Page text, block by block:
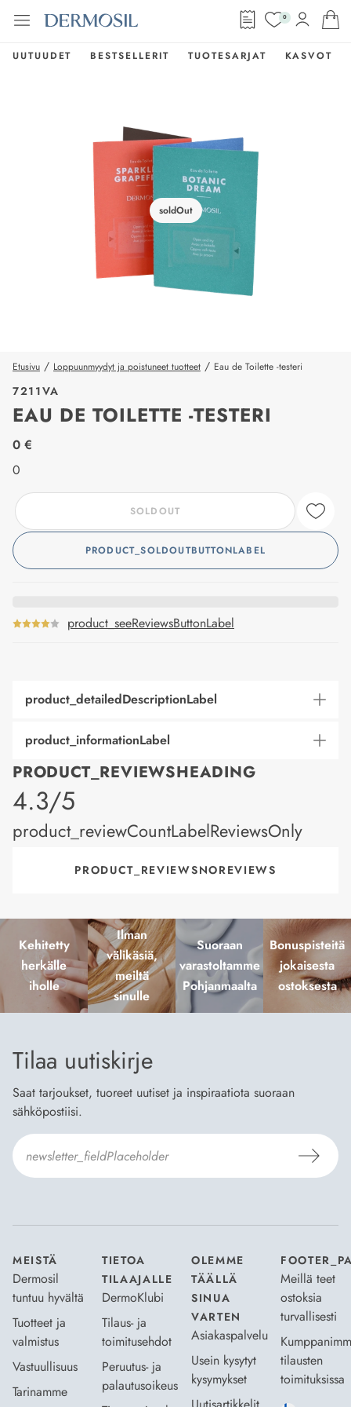
0
UUTUUDET BESTSELLERIT TUOTESARJAT KASVOT
soldOut
Etusivu / Loppuunmyydyt ja poistuneet tuotteet / Eau de Toilette -testeri
7211VA
EAU DE TOILETTE -TESTERI
price_label
0 €
0
SOLDOUT
PRODUCT_SOLDOUTBUTTONLABEL
product_seeReviewsButtonLabel
product_detailedDescriptionLabel
product_informationLabel
PRODUCT_REVIEWSHEADING
product_rating
4.3/5
product_reviewCountLabelReviewsOnly
PRODUCT_REVIEWSNOREVIEWS
Kehitetty
herkälle
iholle
Ilman
välikäsiä,
meiltä
sinulle
Suoraan
varastoltamme
Pohjanmaalta
Bonuspisteitä
jokaisesta
ostoksesta
Tilaa uutiskirje
Saat tarjoukset, tuoreet uutiset ja inspiraatiota suoraan
sähköpostiisi.
MEISTÄ
Dermosil
tuntuu hyvältä
Tuotteet ja
valmistus
Vastuullisuus
Tarinamme
TIETOA
TILAAJALLE
DermoKlubi
Tilaus- ja
toimitusehdot
Peruutus- ja
palautusoikeus
OLEMME
TÄÄLLÄ
SINUA
VARTEN
Asiakaspalvelu
Usein kysytyt
kysymykset
Meillä teet
ostoksia
turvallisesti
tilausten
toimituksissa